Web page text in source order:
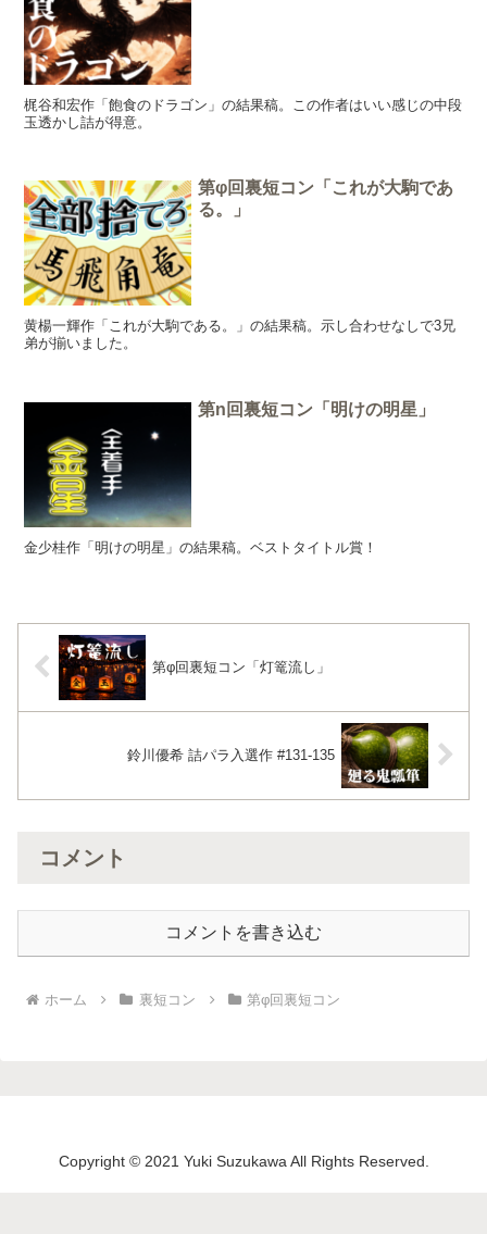
梶谷和宏作「飽食のドラゴン」の結果稿。この作者はいい感じの中段
玉透かし詰が得意。
第φ回裏短コン「これが大駒であ
る。」
黄楊一輝作「これが大駒である。」の結果稿。示し合わせなしで3兄
弟が揃いました。
第n回裏短コン「明けの明星」
金少桂作「明けの明星」の結果稿。ベストタイトル賞！
第φ回裏短コン「灯篭流し」
鈴川優希 詰パラ入選作 #131-135
コメント
コメントを書き込む
ホーム 裏短コン 第φ回裏短コン
Copyright © 2021 Yuki Suzukawa All Rights Reserved.